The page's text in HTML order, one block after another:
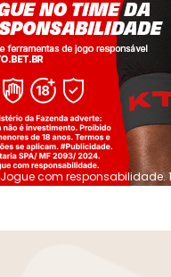
Jogue com responsabilidade.